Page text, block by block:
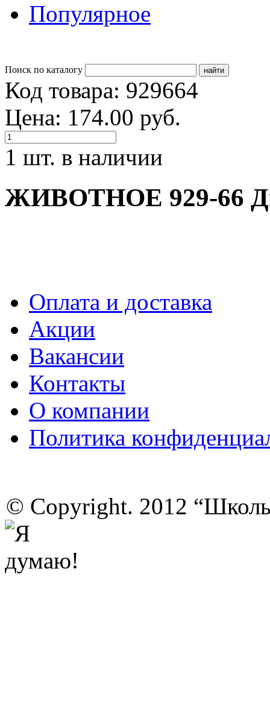
Популярное
Поиск по каталогу
Код товара: 929664
Цена: 174.00 руб.
1 шт. в наличии
ЖИВОТНОЕ 929-66
Оплата и доставка
Акции
Вакансии
Контакты
О компании
Политика
© Copyright. 2012